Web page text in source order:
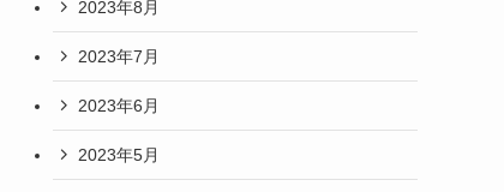
2023年8月
2023年7月
2023年6月
2023年5月